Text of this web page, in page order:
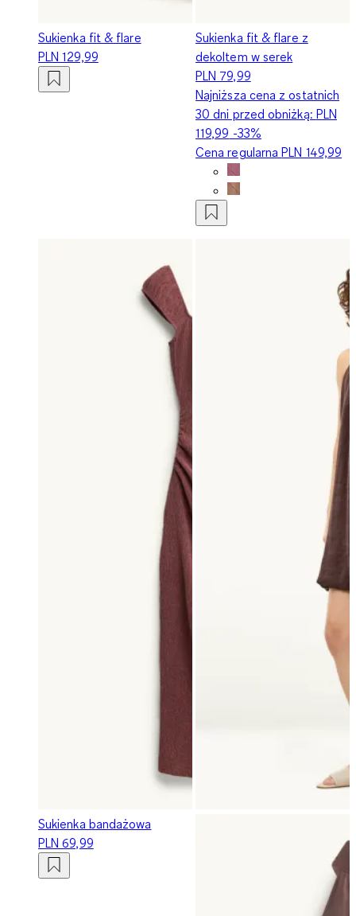
Sukienka fit & flare
PLN 129,99
Sukienka fit & flare z
dekoltem w serek
PLN 79,99
Najniższa cena z ostatnich
30 dni przed obniżką: PLN
119,99 -33%
Cena regularnaPLN 149,99
Sukienka bandażowa
PLN 69,99